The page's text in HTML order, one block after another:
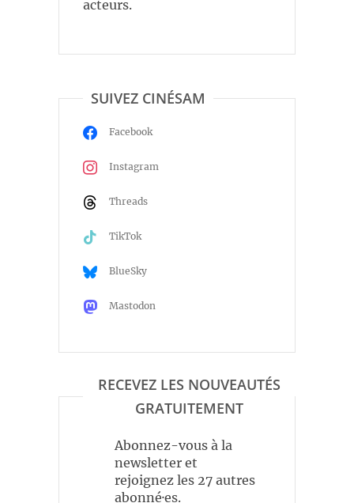
acteurs.
SUIVEZ CINÉSAM
Facebook
Instagram
Threads
TikTok
BlueSky
Mastodon
RECEVEZ LES NOUVEAUTÉS
GRATUITEMENT
Abonnez-vous à la
newsletter et
rejoignez les 27 autres
abonné·es.